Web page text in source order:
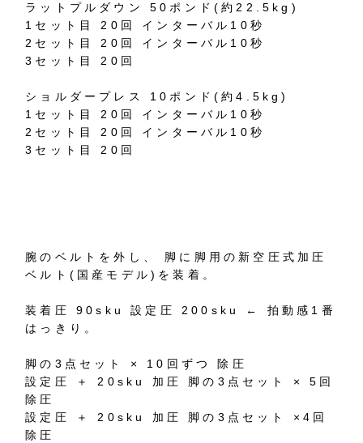
ラットプルダウン 50ポンド(約22.5kg)
1セット目 20回 インターバル10秒
2セット目 20回 インターバル10秒
3セット目 20回
ショルダープレス 10ポンド(約4.5kg)
1セット目 20回 インターバル10秒
2セット目 20回 インターバル10秒
3セット目 20回
腕のベルトを外し、 脚に脚用の新空圧式加圧
ベルト(国産モデル)を装着。
装着圧 90sku 設定圧 200sku ← 拍動感1番
はっきり。
脚の3点セット × 10回ずつ 除圧
設定圧 ＋ 20sku 加圧 脚の3点セット × 5回
除圧
設定圧 ＋ 20sku 加圧 脚の3点セット ×4回
除圧